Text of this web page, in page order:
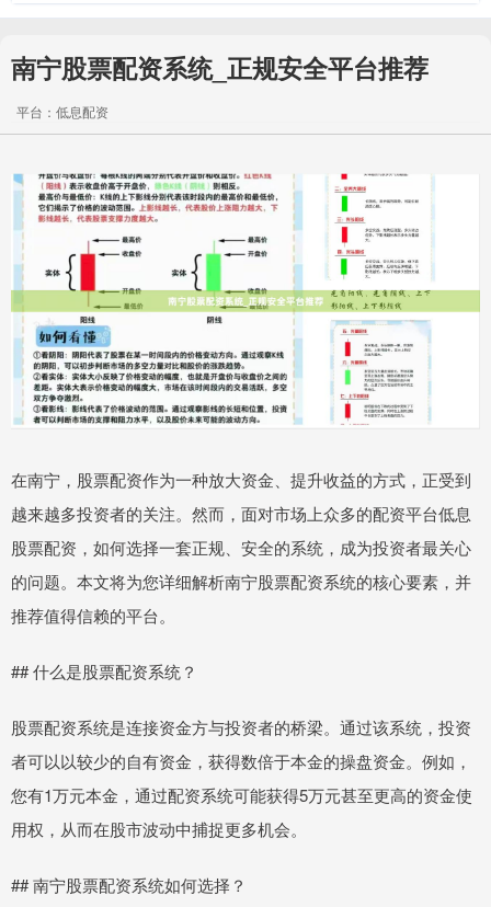
南宁股票配资系统_正规安全平台推荐
平台：低息配资
在南宁，股票配资作为一种放大资金、提升收益的方式，正受到
越来越多投资者的关注。然而，面对市场上众多的配资平台低息
股票配资，如何选择一套正规、安全的系统，成为投资者最关心
的问题。本文将为您详细解析南宁股票配资系统的核心要素，并
推荐值得信赖的平台。
## 什么是股票配资系统？
股票配资系统是连接资金方与投资者的桥梁。通过该系统，投资
者可以以较少的自有资金，获得数倍于本金的操盘资金。例如，
您有1万元本金，通过配资系统可能获得5万元甚至更高的资金使
用权，从而在股市波动中捕捉更多机会。
## 南宁股票配资系统如何选择？